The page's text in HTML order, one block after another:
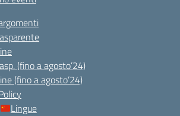
(fino a agosto’24)
(fino a agosto’24)
Lingue